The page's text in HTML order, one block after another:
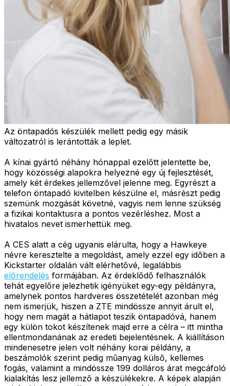
Az öntapadós készülék mellett pedig egy másik
változatról is lerántották a leplet.
A kínai gyártó néhány hónappal ezelőtt jelentette be,
hogy közösségi alapokra helyezné egy új fejlesztését,
amely két érdekes jellemzővel jelenne meg. Egyrészt a
telefon öntapadó kivitelben készülne el, másrészt pedig
szemünk mozgását követné, vagyis nem lenne szükség
a fizikai kontaktusra a pontos vezérléshez. Most a
hivatalos nevet ismerhettük meg.
A CES alatt a cég ugyanis elárulta, hogy a Hawkeye
névre keresztelte a megoldást, amely ezzel egy időben a
Kickstarter oldalán vált elérhetővé, legalábbis
előrendelés formájában. Az érdeklődő felhasználók
tehát egyelőre jelezhetik igényüket egy-egy példányra,
amelynek pontos hardveres összetételét azonban még
nem ismerjük, hiszen a ZTE mindössze annyit árult el,
hogy nem magát a hátlapot teszik öntapadóvá, hanem
egy külön tokot készítenek majd erre a célra – itt mintha
ellentmondanának az eredeti bejelentésnek. A kiállításon
mindenesetre jelen volt néhány korai példány, a
beszámolók szerint pedig műanyag külső, kellemes
fogás, valamint a mindössze 199 dolláros árat megcáfoló
kialakítás lesz jellemző a készülékekre. A képek alapján